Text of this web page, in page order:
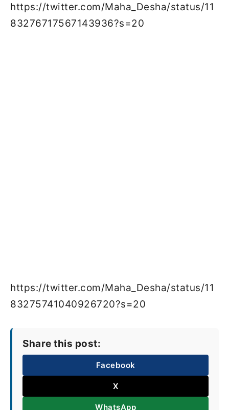
https://twitter.com/Maha_Desha/status/11
83276717567143936?s=20
https://twitter.com/Maha_Desha/status/11
83275741040926720?s=20
Share this post:
Facebook
X
WhatsApp